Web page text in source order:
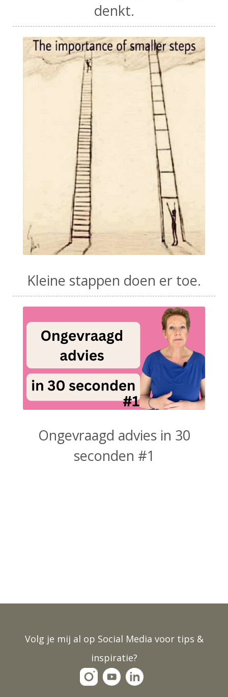
denkt.
Kleine stappen doen er toe.
Ongevraagd advies in 30
seconden #1
Volg je mij al op Social Media voor tips &
inspiratie?